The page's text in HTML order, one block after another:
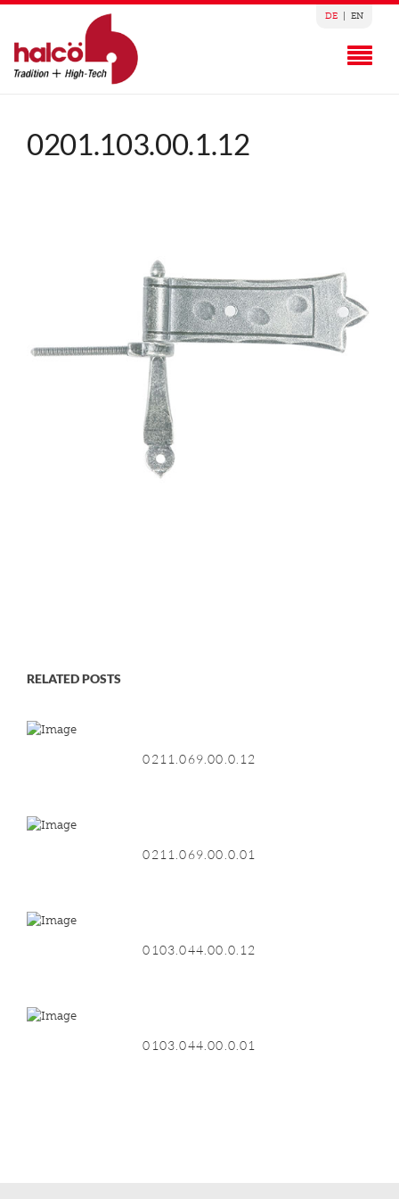
DE EN
0201.103.00.1.12
RELATED POSTS
0211.069.00.0.12
0211.069.00.0.01
0103.044.00.0.12
0103.044.00.0.01